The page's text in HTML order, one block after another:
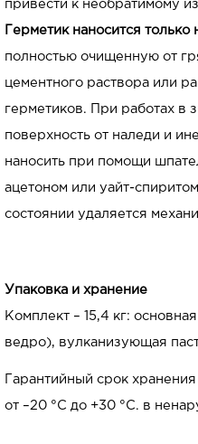
привести к необратимому
Герметик наносится
полностью очищенную от
цементного раствора или
герметиков. При работах в
поверхность от наледи и
наносить при помощи
ацетоном или уайт-
состоянии удаляется
Упаковка и хранение
Комплект – 15,4 кг:
ведро), вулканизующая
Гарантийный срок
от –20 °С до +30 °С. в